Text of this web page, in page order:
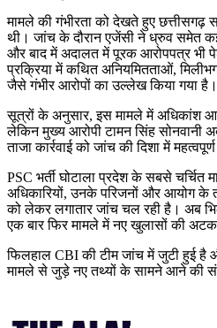
मामले की गंभीरता को देखते हुए छत्तीसगढ़
थी। जांच के दौरान एजेंसी ने ध्रुव समेत कई
और बाद में अदालत में पूरक आरोपपत्र भी
प्रक्रिया में कथित अनियमितताओं,
जैसे गंभीर आरोपों का उल्लेख किया गया है।
सूत्रों के अनुसार, इस मामले में अधिकांश
लेकिन मुख्य आरोपी टामन सिंह
ताजा कार्रवाई को जांच की दिशा में
PSC भर्ती घोटाला प्रदेश के सबसे चर्चित
अधिकारियों, उनके परिजनों और आयोग के
को लेकर लगातार जांच चल रही है। अब
एक बार फिर मामले में नए खुलासों की
फिलहाल CBI की टीम जांच में जुटी हुई है
मामले से जुड़े नए तथ्यों के सामने आने की